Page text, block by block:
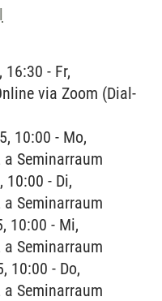
- Fr,
via Zoom (Dial-
10:00 - Mo,
Seminarraum
10:00 - Di,
Seminarraum
10:00 - Mi,
Seminarraum
10:00 - Do,
Seminarraum